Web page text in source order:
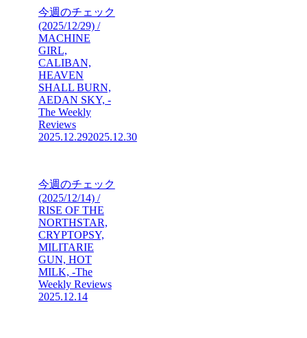
今週のチェック
(2025/12/29) /
MACHINE
GIRL,
CALIBAN,
HEAVEN
SHALL BURN,
AEDAN SKY, -
The Weekly
Reviews
2025.12.292025.12.30
今週のチェック
(2025/12/14) /
RISE OF THE
NORTHSTAR,
CRYPTOPSY,
MILITARIE
GUN, HOT
MILK, -The
Weekly Reviews
2025.12.14